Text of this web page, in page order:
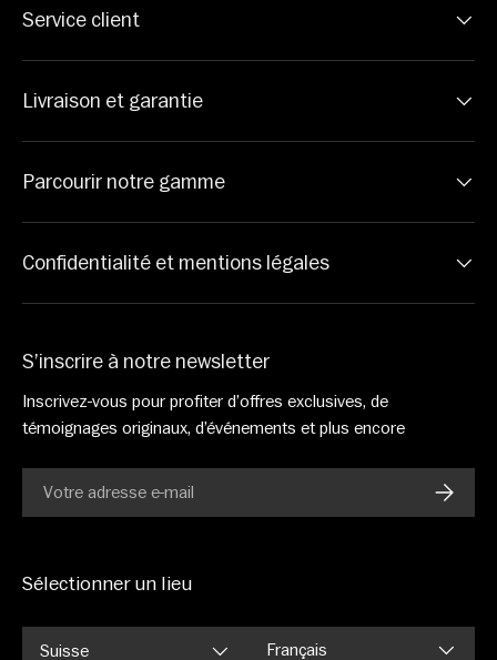
Service client
Livraison et garantie
Parcourir notre gamme
Confidentialité et mentions légales
S’inscrire à notre newsletter
Inscrivez-vous pour profiter d’offres exclusives, de
témoignages originaux, d’événements et plus encore
E-mail
Sélectionner un lieu
Suisse Langue
Français